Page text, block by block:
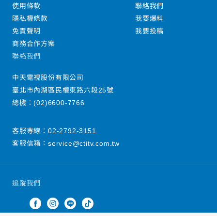
追蹤我們
使用條款
隱私權條款
免責聲明
商務合作方案
聯絡我們
我要爆料
我要投稿
聯絡我們
中天電視股份有限公司
臺北市內湖區民權東路六段25號
總機：(02)6600-7766
客服專線： 02-2792-3151
客服信箱： service@ctitv.com.tw